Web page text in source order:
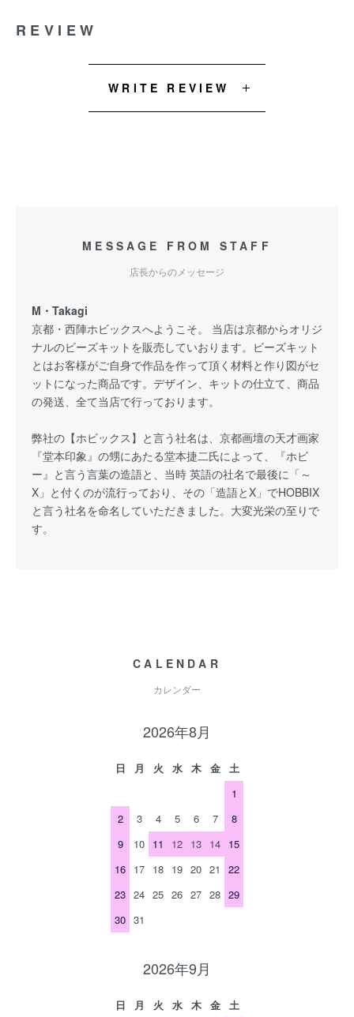
REVIEW
WRITE REVIEW
MESSAGE FROM STAFF
店長からのメッセージ
M・Takagi
京都・西陣ホビックスへようこそ。 当店は京都からオリジ
ナルのビーズキットを販売していおります。ビーズキット
とはお客様がご自身で作品を作って頂く材料と作り図がセ
ットになった商品です。デザイン、キットの仕立て、商品
の発送、全て当店で行っております。
弊社の【ホビックス】と言う社名は、京都画壇の天才画家
『堂本印象』の甥にあたる堂本捷二氏によって、『ホビ
ー』と言う言葉の造語と、当時 英語の社名で最後に「～
X」と付くのが流行っており、その「造語とX」でHOBBIX
と言う社名を命名していただきました。大変光栄の至りで
す。
CALENDAR
カレンダー
2026年8月
日 月 火 水 木 金
土
1
2
3 4 5 6 7
8
9
10 11 12 13 14 15
16 17 18 19 20 21
22
23 24 25 26 27 28 29
30 31
2026年9月
日 月 火 水 木 金
土